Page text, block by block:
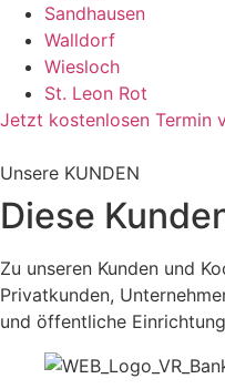
Sandhausen
Walldorf
Wiesloch
St. Leon Rot
Jetzt kostenlosen Termin
Unsere KUNDEN
Diese
Zu unseren Kunden und
Privatkunden,
und öffentliche